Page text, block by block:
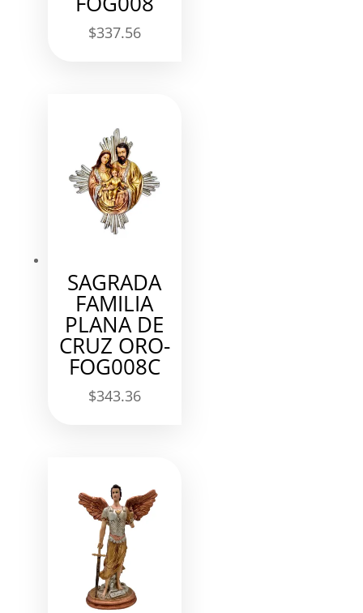
$337.56
SAGRADA
FAMILIA
PLANA DE
CRUZ ORO-
FOG008C
$343.36